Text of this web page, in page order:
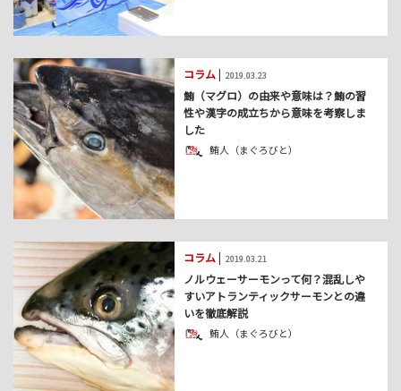
コラム| 2019.03.23
鮪（マグロ）の由来や意味は？鮪の習
性や漢字の成立ちから意味を考察しま
した
鮪人（まぐろびと）
コラム| 2019.03.21
ノルウェーサーモンって何？混乱しや
すいアトランティックサーモンとの違
いを徹底解説
鮪人（まぐろびと）